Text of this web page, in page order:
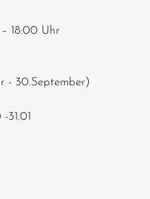
18:00 Uhr
- 30.September)
31.01